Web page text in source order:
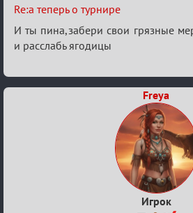
Re:
а
теперь
турнире
Re:а теперь о турнире
И ты пина,забери свои грязные
и расслабь ягодицы
Freya
Игрок